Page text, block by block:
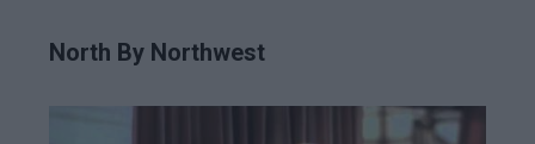
North By Northwest